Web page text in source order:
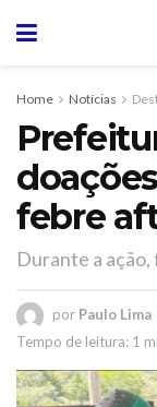
Home Notícias
febre
Durante a ação,
por Paulo Lima
Tempo de leitura: 1